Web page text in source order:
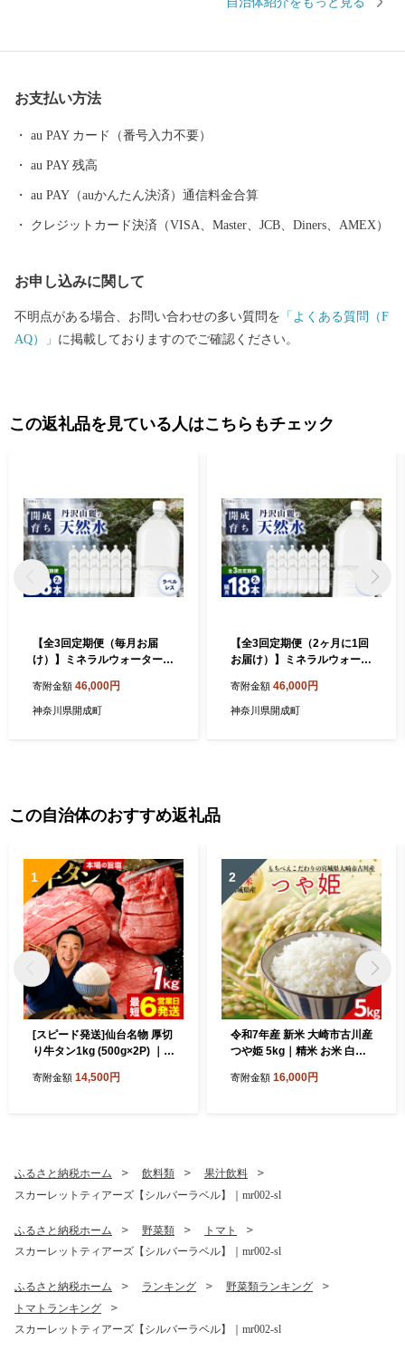
川と鳴瀬川の豊かな流れによって形成された、広大で肥沃な平野
めとする豊かな土地が生み出す様々な食材をお楽しみください。
お支払い方法
au PAY カード（番号入力不要）
au PAY 残高
au PAY（auかんたん決済）通信料金合算
クレジットカード決済（VISA、Master、JCB、Diners、AMEX）
お申し込みに関して
不明点がある場合、お問い合わせの多い質問を 「よくある質問（F
AQ）」 に掲載しておりますのでご確認ください。
この返礼品を見ている人はこちらもチェック
【全3回定期便（毎月お届
け）】ミネラルウォーター
[BDBE002-6]
寄附金額 46,000円
神奈川県開成町
【全3回定期便（2ヶ月に1回
お届け）】ミネラルウォータ
ス [BDBE002-9]
寄附金額 46,000円
神奈川県開成町
この自治体のおすすめ返礼品
1
[スピード発送]仙台名物 厚切
り牛タン1kg (500g×2P) ｜宮
造・冷凍便 ふるさと納税牛
ー 肉 牛 牛肉 焼肉 送料無料| f
m-tan-1kg-14500
寄附金額 14,500円
2
令和7年産 新米 大崎市古川産
つや姫 5kg｜精米 お米 白米
産 宮城県産 ブランド米 送料
寄附金額 16,000円
ふるさと納税ホーム 飲料類
果汁飲料
スカーレットティアーズ【シルバーラベル】｜mr002-sl
ふるさと納税ホーム 野菜類
トマト
スカーレットティアーズ【シルバーラベル】｜mr002-sl
ふるさと納税ホーム ランキング
野菜類ランキング
トマトランキング
スカーレットティアーズ【シルバーラベル】｜mr002-sl